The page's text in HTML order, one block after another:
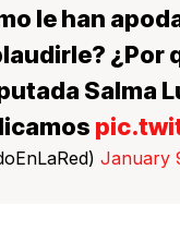
le han
¿Por
Salma
January